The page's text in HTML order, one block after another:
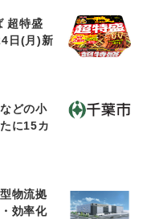
超特盛
日(月)新
どの小
に15カ
物流拠
効率化